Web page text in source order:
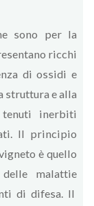
sono per la
ricchi
di ossidi e
struttura e alla
inerbiti
Il principio
è quello
malattie
di difesa. Il